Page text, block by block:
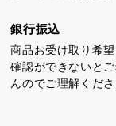
銀行振込
商品お受け取り希
確認ができないと
んのでご理解くださ